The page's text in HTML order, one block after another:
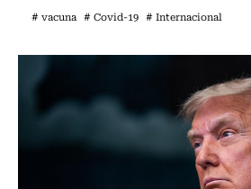
# vacuna # Covid-19 # Internacional